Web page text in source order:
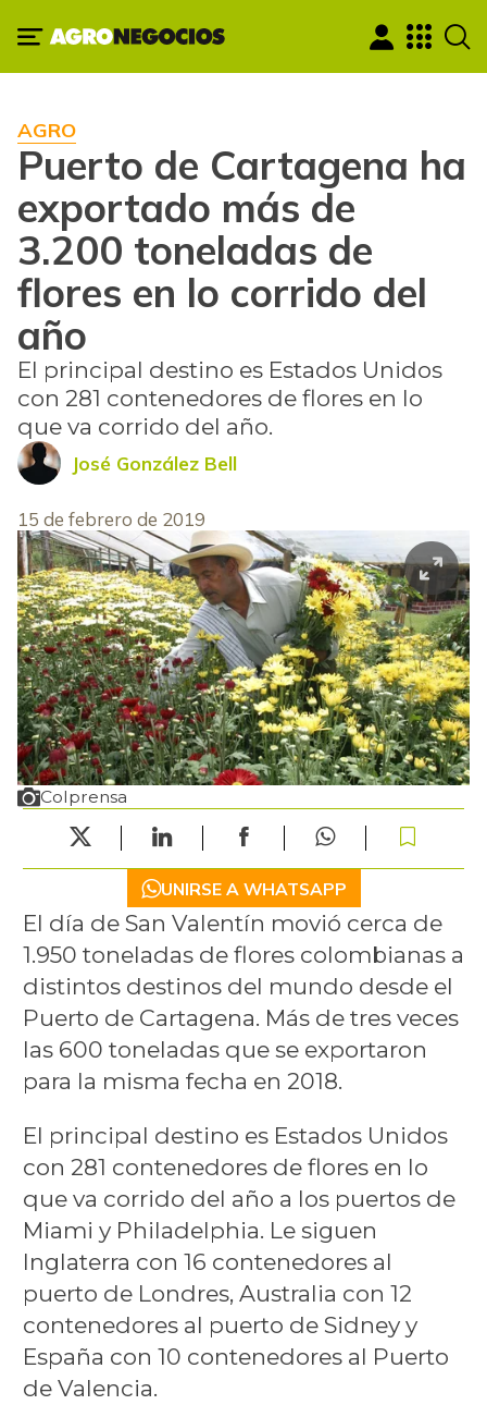
AGRO
Puerto de Cartagena ha
exportado más de
3.200 toneladas de
flores en lo corrido del
año
El principal destino es Estados Unidos
con 281 contenedores de flores en lo
que va corrido del año.
José González Bell
15 de febrero de 2019
Colprensa
UNIRSE A WHATSAPP
El día de San Valentín movió cerca de
1.950 toneladas de flores colombianas a
distintos destinos del mundo desde el
Puerto de Cartagena. Más de tres veces
las 600 toneladas que se exportaron
para la misma fecha en 2018.
El principal destino es Estados Unidos
con 281 contenedores de flores en lo
que va corrido del año a los puertos de
Miami y Philadelphia. Le siguen
Inglaterra con 16 contenedores al
puerto de Londres, Australia con 12
contenedores al puerto de Sidney y
España con 10 contenedores al Puerto
de Valencia.